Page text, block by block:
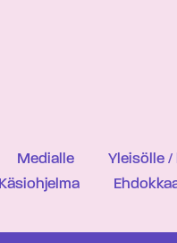
Medialle
Yleisölle /
Käsiohjelma